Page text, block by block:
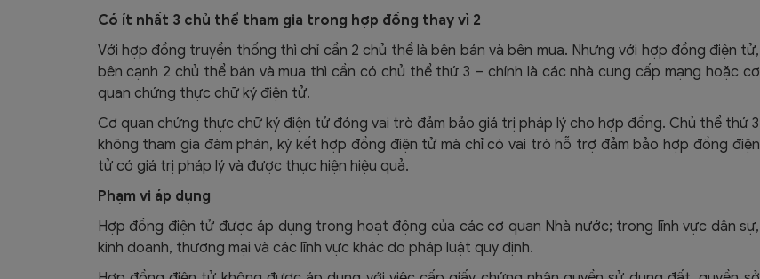
Có ít nhất 3 chủ thể tham gia trong hợp đồng thay vì 2
Với hợp đồng truyền thống thì chỉ cần 2 chủ thể là bên bán và bên mua. Nhưng với hợp đồng điện tử,
bên cạnh 2 chủ thể bán và mua thì cần có chủ thể thứ 3 – chính là các nhà cung cấp mạng hoặc cơ
quan chứng thực chữ ký điện tử.
Cơ quan chứng thực chữ ký điện tử đóng vai trò đảm bảo giá trị pháp lý cho hợp đồng. Chủ thể thứ 3
không tham gia đàm phán, ký kết hợp đồng điện tử mà chỉ có vai trò hỗ trợ đảm bảo hợp đồng điện
tử có giá trị pháp lý và được thực hiện hiệu quả.
Phạm vi áp dụng
Hợp đồng điện tử được áp dụng trong hoạt động của các cơ quan Nhà nước; trong lĩnh vực dân sự,
kinh doanh, thương mại và các lĩnh vực khác do pháp luật quy định.